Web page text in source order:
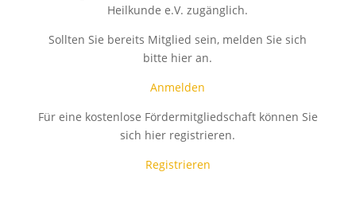
Heilkunde e.V. zugänglich.
Sollten Sie bereits Mitglied sein, melden Sie sich
bitte hier an.
Anmelden
Für eine kostenlose Fördermitgliedschaft können Sie
sich hier registrieren.
Registrieren